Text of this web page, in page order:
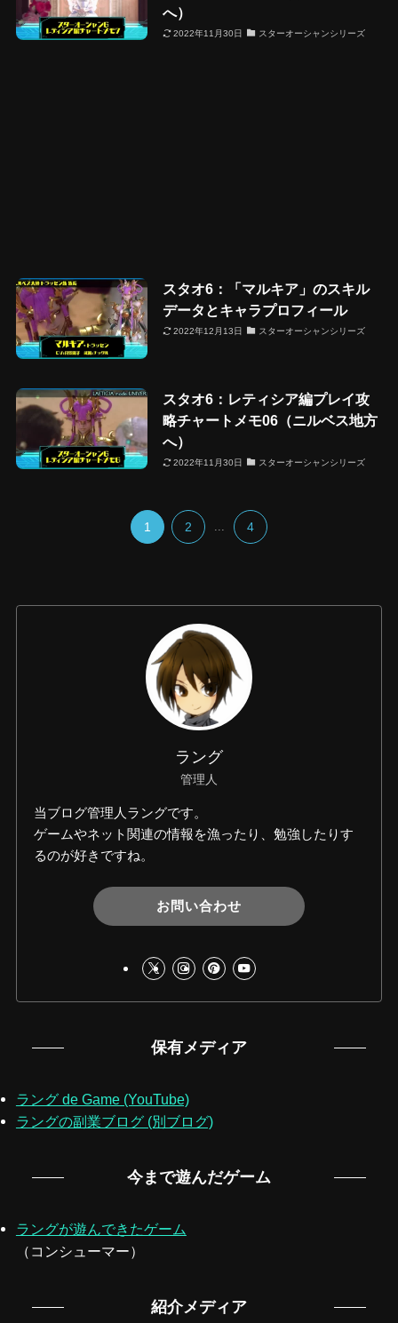
へ）
2022年11月30日 スターオーシャンシリーズ
スタオ6：「マルキア」のスキル
データとキャラプロフィール
2022年12月13日 スターオーシャンシリーズ
スタオ6：レティシア編プレイ攻
略チャートメモ06（ニルベス地方
へ）
2022年11月30日 スターオーシャンシリーズ
1 2 ... 4
ラング
管理人
当ブログ管理人ラングです。
ゲームやネット関連の情報を漁ったり、勉強したりす
るのが好きですね。
お問い合わせ
保有メディア
ラング de Game (YouTube)
ラングの副業ブログ (別ブログ)
今まで遊んだゲーム
ラングが遊んできたゲーム
（コンシューマー）
紹介メディア